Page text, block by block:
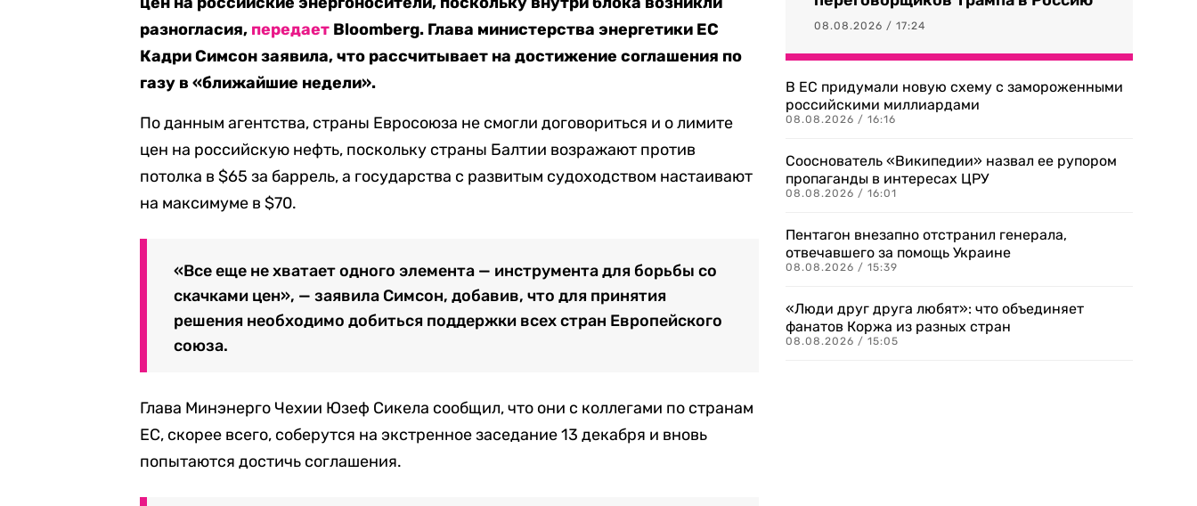
разногласия, передает Bloomberg. Глава министерства энергетики ЕС
Кадри Симсон заявила, что рассчитывает на достижение соглашения по
газу в «ближайшие недели».
По данным агентства, страны Евросоюза не смогли договориться и о лимите
цен на российскую нефть, поскольку страны Балтии возражают против
потолка в $65 за баррель, а государства с развитым судоходством настаивают
на максимуме в $70.
«Все еще не хватает одного элемента — инструмента для борьбы со
скачками цен», — заявила Симсон, добавив, что для принятия
решения необходимо добиться поддержки всех стран Европейского
союза.
Глава Минэнерго Чехии Юзеф Сикела сообщил, что они с коллегами по странам
ЕС, скорее всего, соберутся на экстренное заседание 13 декабря и вновь
попытаются достичь соглашения.
08.08.2026 / 17:24
В ЕС придумали новую схему с замороженными
российскими миллиардами
08.08.2026 / 16:16
Сооснователь «Википедии» назвал ее рупором
пропаганды в интересах ЦРУ
08.08.2026 / 16:01
Пентагон внезапно отстранил генерала,
отвечавшего за помощь Украине
08.08.2026 / 15:39
«Люди друг друга любят»: что объединяет
фанатов Коржа из разных стран
08.08.2026 / 15:05